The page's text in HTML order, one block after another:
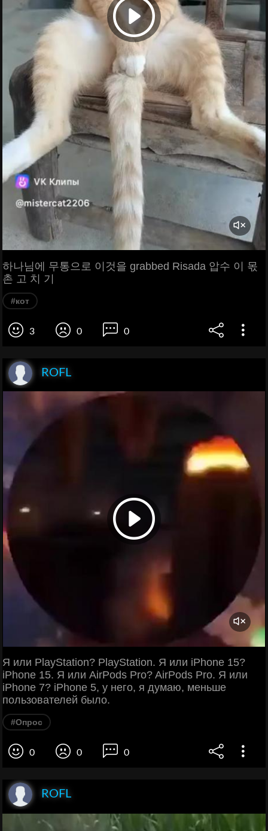
하나님에 무통으로 이것을 grabbed Risada 압수 이 몫
촌 고 치 기
#кот
3 0 0
ROFL
Я или PlayStation? PlayStation. Я или iPhone 15?
iPhone 15. Я или AirPods Pro? AirPods Pro. Я или
iPhone 7? iPhone 5, у него, я думаю, меньше
пользователей было.
#Опрос
0 0 0
ROFL